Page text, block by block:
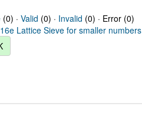
(0) · Valid (0) · Invalid (0) · Error (0)
16e Lattice Sieve for smaller numbers